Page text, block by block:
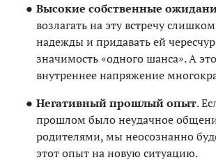
Высокие собственные
возлагать на эту встречу
надежды и придавать ей
значимость «одного шанса». А
внутреннее напряжение
Негативный прошлый опыт.
прошлом было неудачное
родителями, мы неосознанно
этот опыт на новую ситуацию.